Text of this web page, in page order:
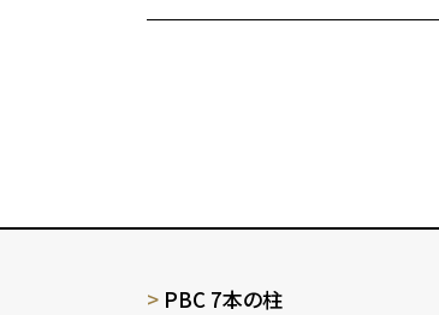
PBC 7本の柱